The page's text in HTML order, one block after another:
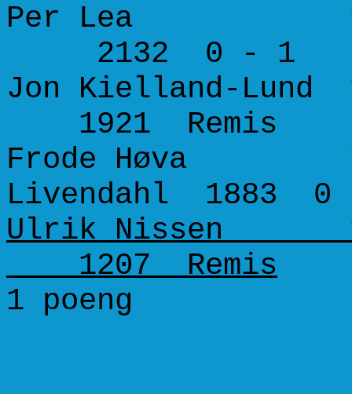
Per Lea 1662
2132 0 - 1
Jon Kielland-Lund
1921 Remis
Frode Høva
Livendahl 1883 0
Ulrik Nissen
1207 Remis
1 poeng